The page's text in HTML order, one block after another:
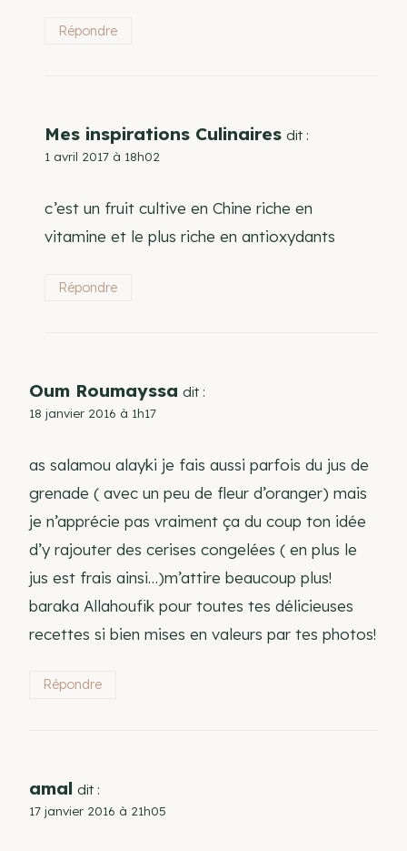
Répondre
Mes inspirations Culinaires dit :
1 avril 2017 à 18h02
c’est un fruit cultive en Chine riche en
vitamine et le plus riche en antioxydants
Répondre
Oum Roumayssa dit :
18 janvier 2016 à 1h17
as salamou alayki je fais aussi parfois du jus de
grenade ( avec un peu de fleur d’oranger) mais
je n’apprécie pas vraiment ça du coup ton idée
d’y rajouter des cerises congelées ( en plus le
jus est frais ainsi…)m’attire beaucoup plus!
baraka Allahoufik pour toutes tes délicieuses
recettes si bien mises en valeurs par tes photos!
Répondre
amal dit :
17 janvier 2016 à 21h05